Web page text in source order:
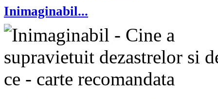
Inimaginabil...